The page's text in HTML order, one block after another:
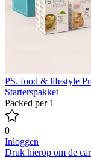
PS. food & lifestyle
Starterspakket
Packed per 1
0
Inloggen
Druk hierop om de